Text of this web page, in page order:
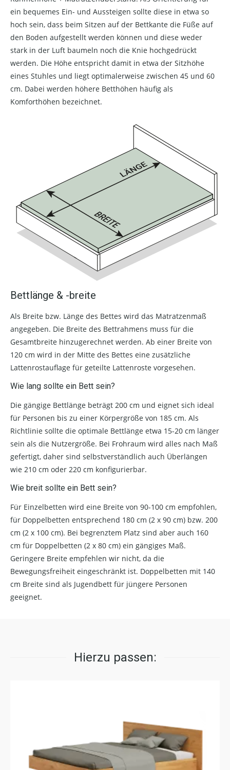
ein bequemes Ein- und Aussteigen sollte diese in etwa so
hoch sein, dass beim Sitzen auf der Bettkante die Füße auf
den Boden aufgestellt werden können und diese weder
stark in der Luft baumeln noch die Knie hochgedrückt
werden. Die Höhe entspricht damit in etwa der Sitzhöhe
eines Stuhles und liegt optimalerweise zwischen 45 und 60
cm. Dabei werden höhere Betthöhen häufig als
Komforthöhen bezeichnet.
Bettlänge & -breite
Als Breite bzw. Länge des Bettes wird das Matratzenmaß
angegeben. Die Breite des Bettrahmens muss für die
Gesamtbreite hinzugerechnet werden. Ab einer Breite von
120 cm wird in der Mitte des Bettes eine zusätzliche
Lattenrostauflage für geteilte Lattenroste vorgesehen.
Wie lang sollte ein Bett sein?
Die gängige Bettlänge beträgt 200 cm und eignet sich ideal
für Personen bis zu einer Körpergröße von 185 cm. Als
Richtlinie sollte die optimale Bettlänge etwa 15-20 cm länger
sein als die Nutzergröße. Bei Frohraum wird alles nach Maß
gefertigt, daher sind selbstverständlich auch Überlängen
wie 210 cm oder 220 cm konfigurierbar.
Wie breit sollte ein Bett sein?
Für Einzelbetten wird eine Breite von 90-100 cm empfohlen,
für Doppelbetten entsprechend 180 cm (2 x 90 cm) bzw. 200
cm (2 x 100 cm). Bei begrenztem Platz sind aber auch 160
cm für Doppelbetten (2 x 80 cm) ein gängiges Maß.
Geringere Breite empfehlen wir nicht, da die
Bewegungsfreiheit eingeschränkt ist. Doppelbetten mit 140
cm Breite sind als Jugendbett für jüngere Personen
geeignet.
Hierzu passen: